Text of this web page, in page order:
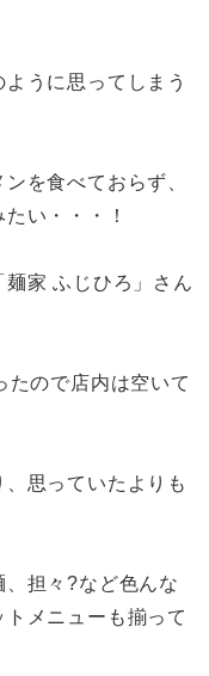
うに思ってしまう
を食べておらず、
い・・・！
家 ふじひろ」さん
たので店内は空いて
思っていたよりも
担々?など色んな
メニューも揃って